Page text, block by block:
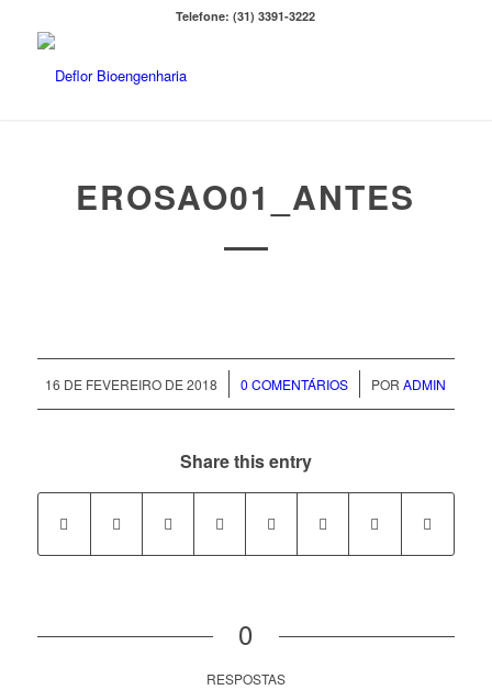
Telefone: (31) 3391-3222
EROSAO01_ANTES
16 DE FEVEREIRO DE 2018
/ 0 COMENTÁRIOS
/ PORADMIN
Share this entry
0
RESPOSTAS